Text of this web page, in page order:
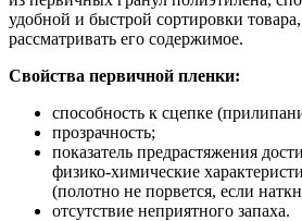
удобной и быстрой сортировки
рассматривать его содержимое.
Свойства первичной пленки:
способность к сцепке
прозрачность;
показатель предрастяжения
физико-химические
(полотно не порвется, если
отсутствие неприятного запаха.